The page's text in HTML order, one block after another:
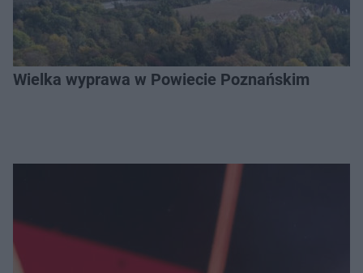
Wielka wyprawa w Powiecie Poznańskim